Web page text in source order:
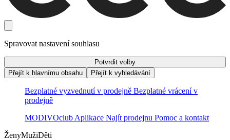
Spravovat nastavení souhlasu
Potvrdit volby
Přejít k hlavnímu obsahu
Přejít k vyhledávání
Bezplatné vyzvednutí v prodejně Bezplatné vrácení v
prodejně
MODIVOclub Aplikace Najít prodejnu Pomoc a kontakt
ŽenyMužiDěti